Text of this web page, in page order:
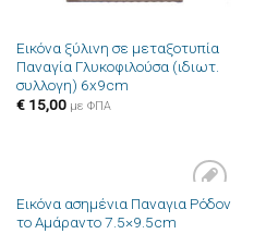
Εικόνα ξύλινη σε μεταξοτυπία
Παναγία Γλυκοφιλούσα (ιδιωτ.
συλλογη) 6x9cm
€15,00 με ΦΠΑ
Πρόσθήκη
στην λίστα
Εικόνα ασημένια Παναγια Ρόδον
το Αμάραντο 7.5×9.5cm